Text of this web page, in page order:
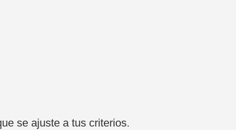
se ajuste a tus criterios.